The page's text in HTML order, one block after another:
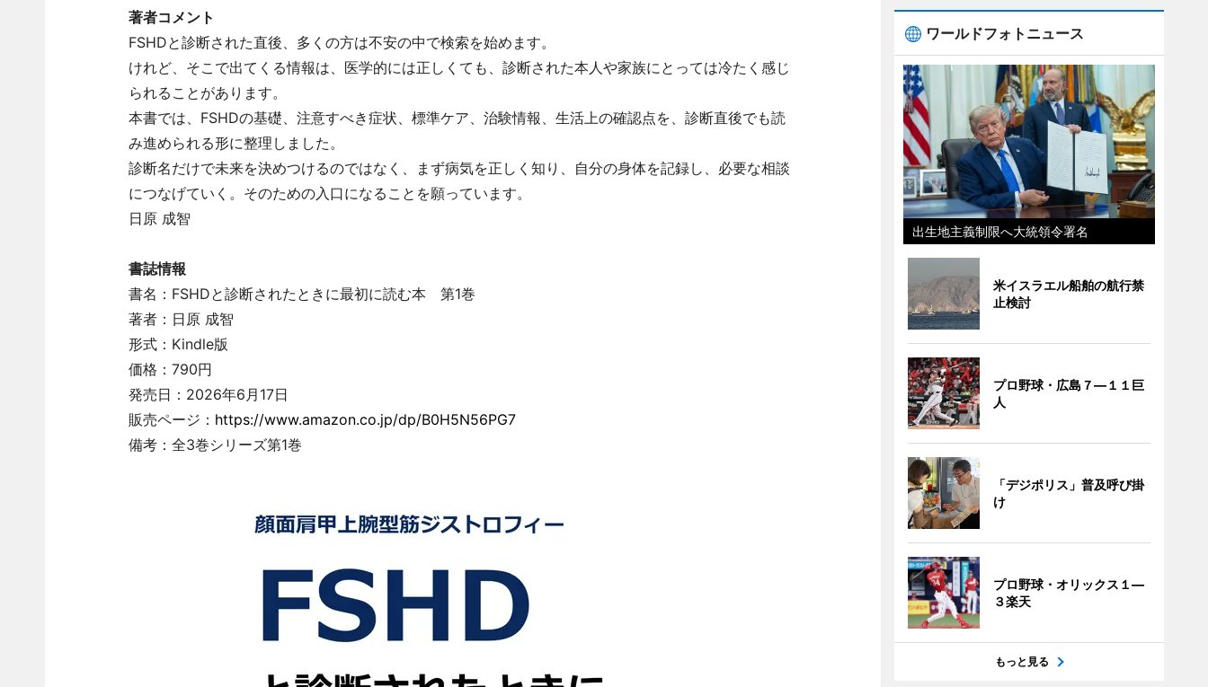
著者コメント
FSHDと診断された直後、多くの方は不安の中で検索を始めます。
けれど、そこで出てくる情報は、医学的には正しくても、診断された本人や家族にとっては冷たく感じ
られることがあります。
本書では、FSHDの基礎、注意すべき症状、標準ケア、治験情報、生活上の確認点を、診断直後でも読
み進められる形に整理しました。
診断名だけで未来を決めつけるのではなく、まず病気を正しく知り、自分の身体を記録し、必要な相談
につなげていく。そのための入口になることを願っています。
日原 成智
書誌情報
書名：FSHDと診断されたときに最初に読む本 第1巻
著者：日原 成智
形式：Kindle版
価格：790円
発売日：2026年6月17日
販売ページ： https://www.amazon.co.jp/dp/B0H5N56PG7
備考：全3巻シリーズ第1巻
ワールドフォトニュース
出生地主義制限へ大統領令署名
米イスラエル船舶の航行禁
止検討
プロ野球・広島７―１１巨
人
「デジポリス」普及呼び掛
け
プロ野球・オリックス１―
３楽天
もっと見る